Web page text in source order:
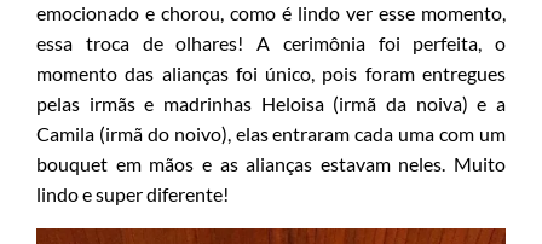
emocionado e chorou, como é lindo ver esse momento,
essa troca de olhares! A cerimônia foi perfeita, o
momento das alianças foi único, pois foram entregues
pelas irmãs e madrinhas Heloisa (irmã da noiva) e a
Camila (irmã do noivo), elas entraram cada uma com um
bouquet em mãos e as alianças estavam neles. Muito
lindo e super diferente!